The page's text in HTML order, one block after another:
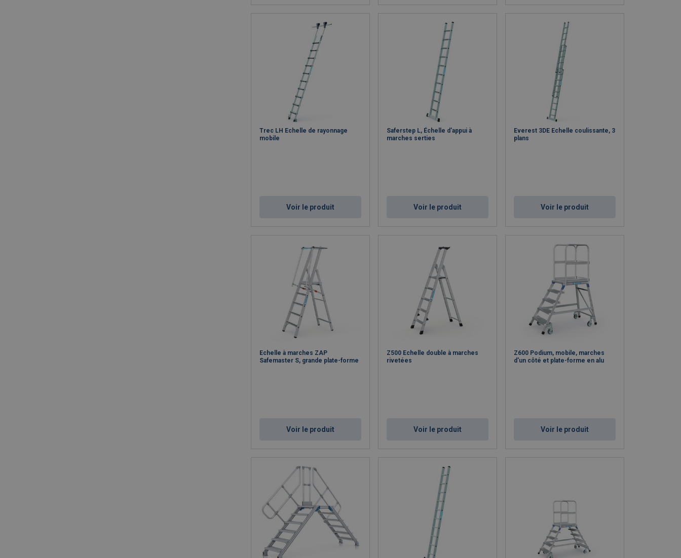
Trec LH Echelle de rayonnage
mobile
Voir le produit
Saferstep L, Échelle d'appui à
marches serties
Voir le produit
Everest 3DE Echelle coulissante, 3
plans
Voir le produit
Echelle à marches ZAP
Safemaster S, grande plate-forme
Voir le produit
Z500 Echelle double à marches
rivetées
Voir le produit
Z600 Podium, mobile, marches
d'un côté et plate-forme en alu
Voir le produit